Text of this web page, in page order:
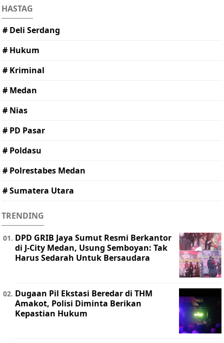
HASTAG
# Deli Serdang
# Hukum
# Kriminal
# Medan
# Nias
# PD Pasar
# Poldasu
# Polrestabes Medan
# Sumatera Utara
TRENDING
DPD GRIB Jaya Sumut Resmi Berkantor
di J-City Medan, Usung Semboyan: Tak
Harus Sedarah Untuk Bersaudara
Dugaan Pil Ekstasi Beredar di THM
Amakot, Polisi Diminta Berikan
Kepastian Hukum